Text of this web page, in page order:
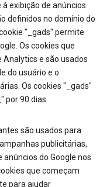
exibição de anúncios
definidos no domínio do
"_gads" permite
Os cookies que
Analytics e são usados
do usuário e o
Os cookies "_gads"
por 90 dias.
são usados para
publicitárias,
do Google nos
que começam
para ajudar